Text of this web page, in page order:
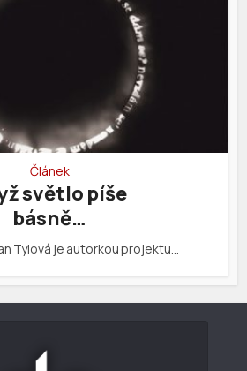
Článek
světlo píše
básně…
Tylová je autorkou projektu…